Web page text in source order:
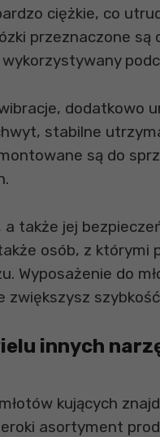
ciężkie, co
przeznaczone
dodatkowo
stabilne
są do
także jej
osób, z
Wyposażenie do
zwiększysz
innych
kujących
asortyment